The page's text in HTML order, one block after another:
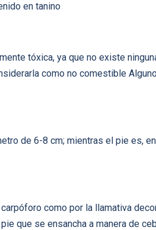
en tanino
tóxica, ya que no existe
como no comestible
de 6-8 cm; mientras el pie es,
como por la llamativa
que se ensancha a manera de